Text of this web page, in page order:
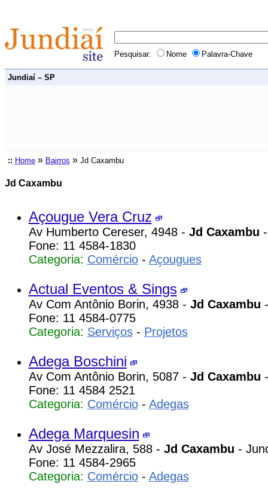
Pesquisar: Nome Palavra-Chave
Jundiaí – SP
:: Home » Bairros »Jd Caxambu
Jd Caxambu
Açougue Vera Cruz
Av Humberto Cereser, 4948 - Jd Caxambu
Fone: 11 4584-1830
Categoria: Comércio- Açougues
Actual Eventos & Sings
Av Com Antônio Borin, 4938 - Jd Caxambu
Fone: 11 4584-0775
Categoria: Serviços- Projetos
Adega Boschini
Av Com Antônio Borin, 5087 - Jd Caxambu
Fone: 11 4584 2521
Categoria: Comércio- Adegas
Adega Marquesin
Av José Mezzalira, 588 - Jd Caxambu -
Fone: 11 4584-2965
Categoria: Comércio- Adegas